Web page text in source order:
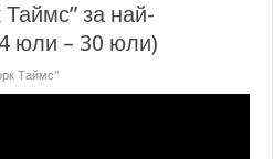
за най-
юли – 30 юли)
Таймс"